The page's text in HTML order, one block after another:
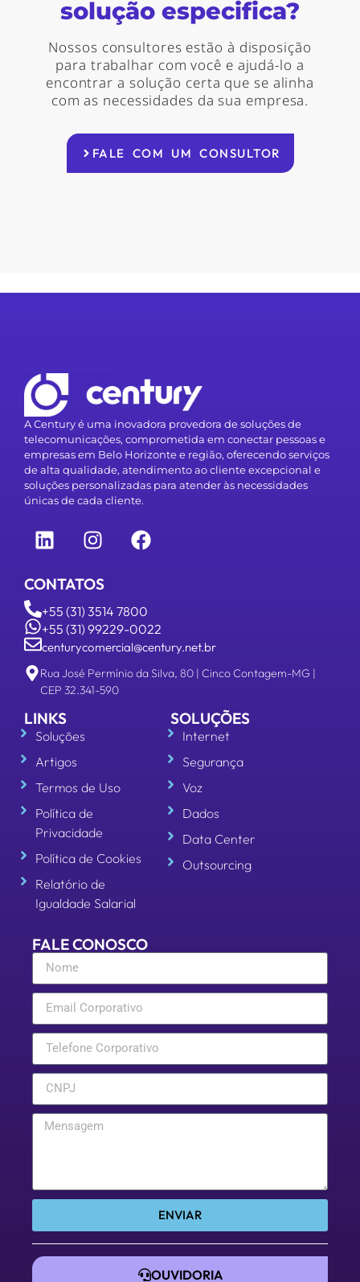
solução especifica?
Nossos consultores estão à disposição
para trabalhar com você e ajudá-lo a
encontrar a solução certa que se alinha
com as necessidades da sua empresa.
FALE COM UM CONSULTOR
A Century é uma inovadora provedora de soluções de
telecomunicações, comprometida em conectar pessoas e
empresas em Belo Horizonte e região, oferecendo serviços
de alta qualidade, atendimento ao cliente excepcional e
soluções personalizadas para atender às necessidades
únicas de cada cliente.
CONTATOS
+55 (31) 3514 7800
+55 (31) 99229-0022
centurycomercial@century.net.br
Rua José Permínio da Silva, 80 | Cinco Contagem-MG |
CEP 32.341-590
LINKS
Soluções
Artigos
Termos de Uso
Política de
Privacidade
Política de Cookies
Relatório de
Igualdade Salarial
SOLUÇÕES
Internet
Segurança
Voz
Dados
Data Center
Outsourcing
FALE CONOSCO
ENVIAR
OUVIDORIA